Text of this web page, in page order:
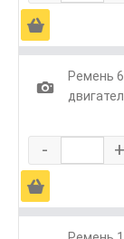
Ä
1
Ремень
- +
Ä